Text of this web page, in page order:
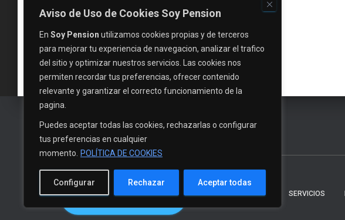
Aviso de Uso de Cookies Soy Pension
En Soy Pension utilizamos cookies propias y de terceros
para mejorar tu experiencia de navegacion, analizar el trafico
del sitio y optimizar nuestros servicios. Las cookies nos
permiten recordar tus preferencias, ofrecer contenido
relevante y garantizar el correcto funcionamiento de la
pagina.
Puedes aceptar todas las cookies, rechazarlas o configurar
tus preferencias en cualquier
momento.
POLÍTICA DE COOKIES
Configurar Rechazar Aceptar todas
EVALUAR MI CASO INICIO NOTICIAS SERVICIOS